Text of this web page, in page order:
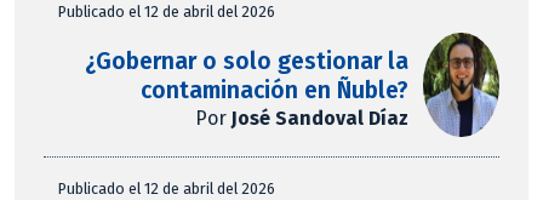
Publicado el 12 de abril del 2026
¿Gobernar o solo gestionar la
contaminación en Ñuble?
Por José Sandoval Díaz
Publicado el 12 de abril del 2026